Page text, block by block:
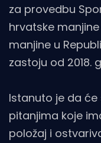
za provedbu
hrvatske
manjine u
zastoju od 2018.
Istanuto je da
pitanjima koje
položaj i